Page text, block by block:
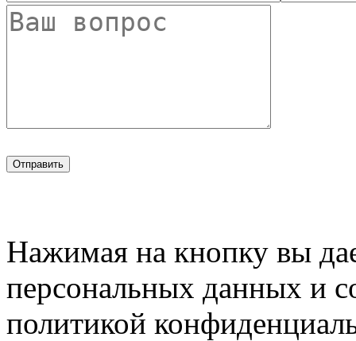
Нажимая на кнопку вы
персональных данных и
политикой